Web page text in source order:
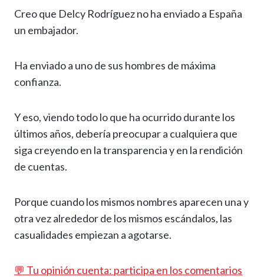
Creo que Delcy Rodríguez no ha enviado a España
un embajador.
Ha enviado a uno de sus hombres de máxima
confianza.
Y eso, viendo todo lo que ha ocurrido durante los
últimos años, debería preocupar a cualquiera que
siga creyendo en la transparencia y en la rendición
de cuentas.
Porque cuando los mismos nombres aparecen una y
otra vez alrededor de los mismos escándalos, las
casualidades empiezan a agotarse.
💬 Tu opinión cuenta: participa en los comentarios